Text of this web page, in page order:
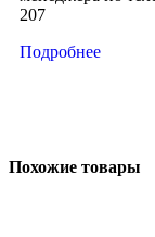
207
Подробнее
Похожие товары